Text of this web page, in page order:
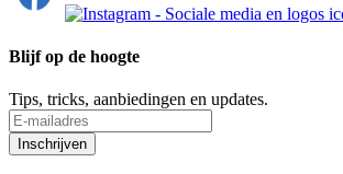
Blijf op de hoogte
Tips, tricks, aanbiedingen en updates.